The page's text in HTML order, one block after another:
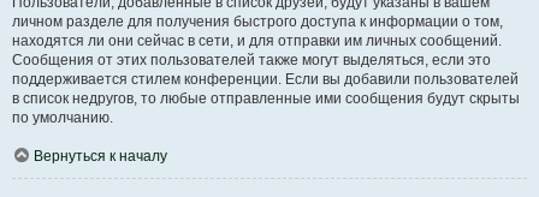
личном разделе для получения быстрого доступа к информации о том,
находятся ли они сейчас в сети, и для отправки им личных сообщений.
Сообщения от этих пользователей также могут выделяться, если это
поддерживается стилем конференции. Если вы добавили пользователей
в список недругов, то любые отправленные ими сообщения будут скрыты
по умолчанию.
Вернуться к началу